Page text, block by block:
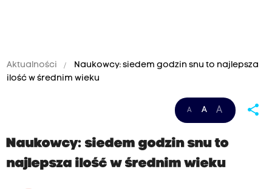
Aktualności
Naukowcy: siedem godzin snu to najlepsza
ilość w średnim wieku
A A A share
Naukowcy: siedem godzin snu to
najlepsza ilość w średnim wieku